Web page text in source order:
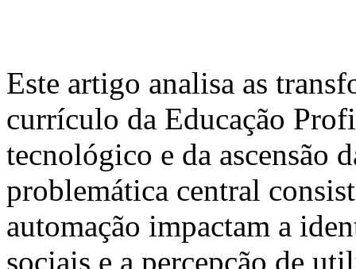
Este artigo analisa as
currículo da Educação
tecnológico e da
problemática central
automação impactam a
sociais e a percepção de